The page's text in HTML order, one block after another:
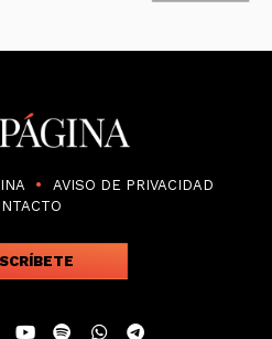
AVISO DE PRIVACIDAD